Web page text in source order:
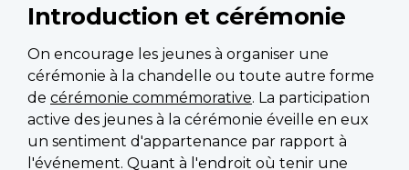
Introduction et cérémonie
On encourage les jeunes à organiser une
cérémonie à la chandelle ou toute autre forme
de cérémonie commémorative. La participation
active des jeunes à la cérémonie éveille en eux
un sentiment d'appartenance par rapport à
l'événement. Quant à l'endroit où tenir une